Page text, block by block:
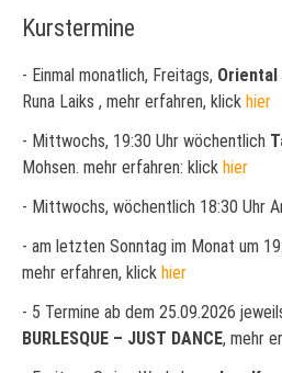
Kurstermine
- Einmal monatlich, Freitags, Oriental
Runa Laiks , mehr erfahren, klick hier
- Mittwochs, 19:30 Uhr wöchentlich
Mohsen. mehr erfahren: klick hier
- Mittwochs, wöchentlich 18:30 Uhr
- am letzten Sonntag im Monat um
mehr erfahren, klick hier
- 5 Termine ab dem 25.09.2026
BURLESQUE – JUST DANCE, mehr